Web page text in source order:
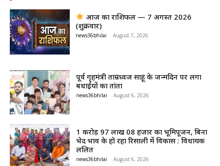
आज का राशिफल — 7 अगस्त 2026
(शुक्रवार)
news36bhilai - August 7, 2026
पूर्व गृहमंत्री ताम्रध्वज साहू के जन्मदिन पर लगा
बधाईयों का तांता
news36bhilai - August 6, 2026
1 करोड़ 97 लाख 08 हजार का भूमिपूजन, बिना
भेद भाव के हो रहा रिसाली में विकास : विधायक
ललित
news36bhilai - August 6, 2026